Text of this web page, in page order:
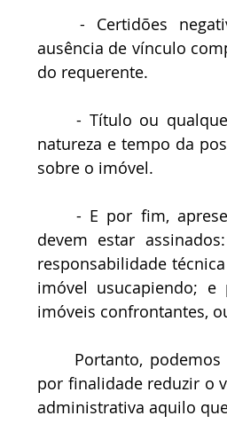
ausência de vínculo
do requerente.
natureza e tempo da
sobre o imóvel.
	- E por fim, apresentar a planta e o memorial descritivo da propriedade, que
devem estar
responsabilidade
imóvel usucapiendo;
imóveis confrontantes,
por finalidade reduzir o
administrativa aquilo